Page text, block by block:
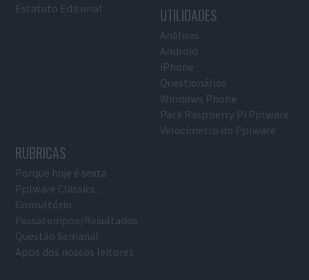
Estatuto Editorial
UTILIDADES
Análises
Android
iPhone
Questionários
Windows Phone
Pack Raspberry Pi Pplware
Velocímetro do Pplware
RUBRICAS
Porque hoje é sexta
Pplware Classics…
Consultório
Passatempos/Resultados
Questão Semanal
Apps dos nossos leitores